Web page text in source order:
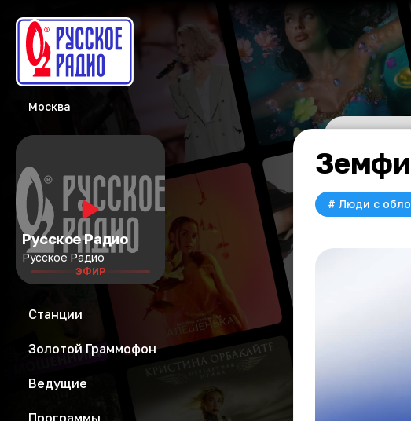
Москва
Русское Радио
Русское Радио
ЭФИР
Станции
Золотой Граммофон
Ведущие
Программы
# Люди с